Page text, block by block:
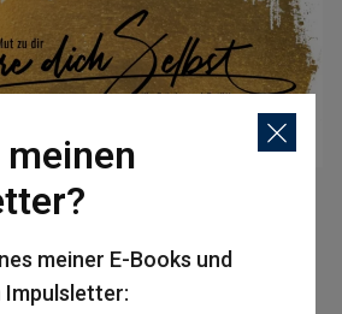
Schlangen
Intelligenz &
Beziehungscoach
meiner E-Books und
Impulsletter: